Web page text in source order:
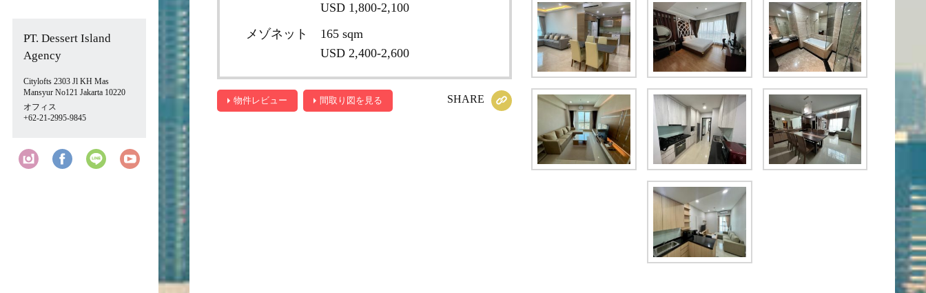
PT. Dessert Island
Agency
Citylofts 2303 Jl KH Mas
Mansyur No121 Jakarta 10220
オフィス
+62-21-2995-9845
USD 1,800-2,100
メゾネット
165 sqm
USD 2,400-2,600
物件レビュー 間取り図を見る SHARE